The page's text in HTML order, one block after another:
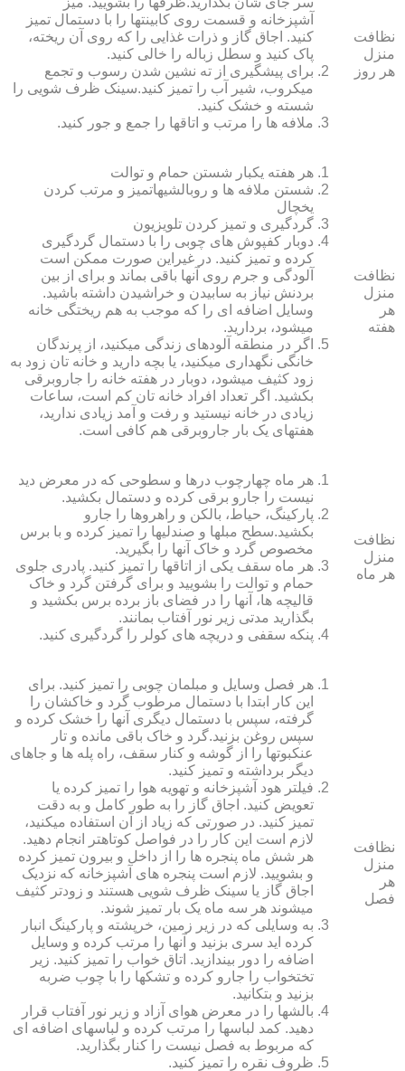
نظافت
منزل
هر روز
آشپزخانه و قسمت روی کابینت‏ها را با دستمال تمیز
کنید. اجاق گاز و ذرات غذایی را که روی آن ریخته،
پاک کنید و سطل زباله را خالی کنید.
برای پیشگیری از ته نشین شدن رسوب و تجمع
میکروب، شیر آب را تمیز کنید.سینک ظرف شویی را
شسته و خشک کنید.
ملافه‏ ها را مرتب و اتاق‏ها را جمع و جور کنید.
نظافت
منزل
هر
هفته
هر هفته یکبار شستن حمام و توالت
شستن ملافه‏ ها و روبالشی‎هاتمیز و مرتب کردن
یخچال
گردگیری و تمیز کردن تلویزیون
دوبار کفپوش‏ های چوبی را با دستمال گردگیری
کرده و تمیز کنید. در غیراین صورت ممکن است
آلودگی و جرم روی آنها باقی بماند و برای از بین
بردنش نیاز به سابیدن و خراشیدن داشته باشید.
وسایل اضافه ای را که موجب به هم ریختگی خانه
می‏شود، بردارید.
اگر در منطقه آلوده‏ای زندگی می‏کنید، از پرندگان
خانگی نگهداری می‏کنید، یا بچه دارید و خانه‏ تان زود به
زود کثیف می‏شود، دوبار در هفته خانه را جاروبرقی
بکشید. اگر تعداد افراد خانه ‏تان کم است، ساعات
زیادی در خانه نیستید و رفت و آمد زیادی ندارید،
هفته‏ای یک بار جاروبرقی هم کافی است.
نظافت
منزل
هر ماه
هر ماه چهارچوب درها و سطوحی که در معرض دید
نیست را جارو برقی کرده و دستمال بکشید.
پارکینگ، حیاط، بالکن و راهروها را جارو
بکشید.سطح مبل‏ها و صندلی‏ها را تمیز کرده و با برس
مخصوص گرد و خاک آنها را بگیرید.
هر ماه سقف یکی از اتاق‏ها را تمیز کنید. پادری جلوی
حمام و توالت را بشویید و برای گرفتن گرد و خاک
قالیچه‏ ها، آنها را در فضای باز برده برس بکشید و
بگذارید مدتی زیر نور آفتاب بمانند.
پنکه سقفی و دریچه‏ های کولر را گردگیری کنید.
نظافت
منزل
هر
فصل
هر فصل وسایل و مبلمان چوبی را تمیز کنید. برای
این کار ابتدا با دستمال مرطوب گرد و خاک‏شان را
گرفته، سپس با دستمال دیگری آنها را خشک کرده و
سپس روغن بزنید.گرد و خاک باقی مانده و تار
عنکبوت‏ها را از گوشه و کنار سقف، راه پله‏ ها و جاهای
دیگر برداشته و تمیز کنید.
فیلتر هود آشپزخانه و تهویه هوا را تمیز کرده یا
تعویض کنید. اجاق گاز را به طور کامل و به دقت
تمیز کنید. در صورتی که زیاد از آن استفاده می‏کنید،
لازم است این کار را در فواصل کوتاه‏تر انجام دهید.
هر شش ماه پنجره‏ ها را از داخل و بیرون تمیز کرده
و بشویید. لازم است پنجره‏ های آشپزخانه که نزدیک
اجاق گاز یا سینک ظرف شویی هستند و زودتر کثیف
می‏شوند هر سه ماه یک بار تمیز شوند.
به وسایلی که در زیر زمین، خرپشته و پارکینگ انبار
کرده‏ اید سری بزنید و آنها را مرتب کرده و وسایل
اضافه را دور بیندازید. اتاق خواب را تمیز کنید. زیر
تختخواب را جارو کرده و تشک‏ها را با چوب ضربه
بزنید و بتکانید.
بالش‏ها را در معرض هوای آزاد و زیر نور آفتاب قرار
دهید. کمد لباس‏ها را مرتب کرده و لباس‏های اضافه ای
که مربوط به فصل نیست را کنار بگذارید.
ظروف نقره را تمیز کنید.